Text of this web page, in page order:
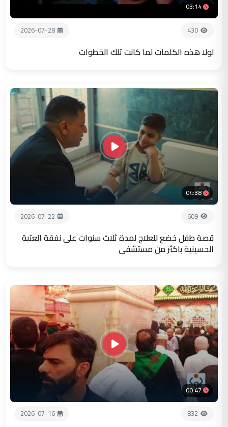
03:14
430
2026-07-28
لولا هذه الكلمات لما كانت تلك الخطوات
04:38
609
2026-07-22
قصة طفل خضع للعلاج لمدة ثلاث سنوات على نفقة العتبة
الحسينية باكثر من مستشفى
00:47
832
2026-07-16